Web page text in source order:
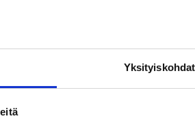
Yksityiskohdat
ja energian säästäminen